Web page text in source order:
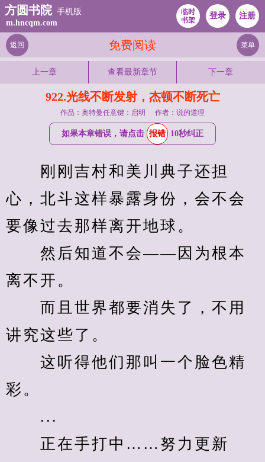
方圆书院 手机版
m.hncqm.com
临时
书架
登录 注册
免费阅读
返回 菜单
上一章 查看最新章节 下一章
922.光线不断发射，杰顿不断死亡
作品：奥特曼任意键：启明 作者：说的道理
如果本章错误，请点击 报错 10秒纠正
刚刚吉村和美川典子还担
心，北斗这样暴露身份，会不会
要像过去那样离开地球。
然后知道不会——因为根本
离不开。
而且世界都要消失了，不用
讲究这些了。
这听得他们那叫一个脸色精
彩。
...
正在手打中……努力更新